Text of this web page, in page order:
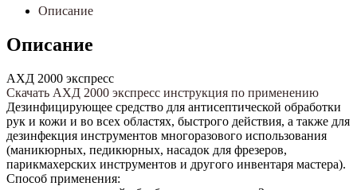
оригинал
Описание
Описание
АХД 2000 экспресс
Скачать АХД 2000 экспресс инструкция по применению
Дезинфицирующее средство для антисептической обработки
рук и кожи и во всех областях, быстрого действия, а также для
дезинфекция инструментов многоразового использования
(маникюрных, педикюрных, насадок для фрезеров,
парикмахерских инструментов и другого инвентаря мастера).
Способ применения: